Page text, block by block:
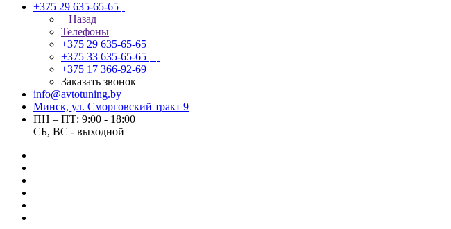
+375 29 635-65-65
Назад
Телефоны
+375 29 635-65-65
+375 33 635-65-65
+375 17 366-92-69
Заказать звонок
info@avtotuning.by
Минск, ул. Сморговский тракт 9
ПН – ПТ: 9:00 - 18:00
СБ, ВС - выходной